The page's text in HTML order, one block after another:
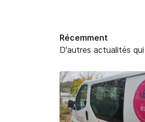
Récemment
D'autres actualités